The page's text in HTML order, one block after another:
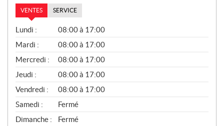
VENTES SERVICE
V
E
N
T
E
S
Lundi :
08:00 à 17:00
Mardi :
08:00 à 17:00
Mercredi :
08:00 à 17:00
Jeudi :
08:00 à 17:00
Vendredi :
08:00 à 17:00
Samedi :
Fermé
Dimanche :
Fermé